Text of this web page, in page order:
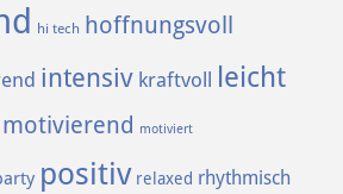
hi tech hoffnungsvoll
intensiv kraftvoll leicht
motivierend motiviert
positiv relaxed rhythmisch